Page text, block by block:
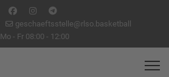
geschaeftsstelle@rlso.basketball
Mo - Fr 08:00 - 12:00